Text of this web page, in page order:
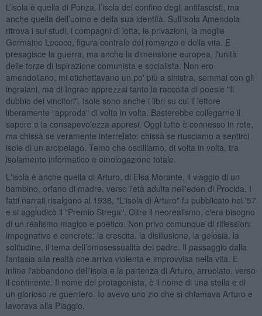
L’isola è quella di Ponza, l’isola del confino degli antifascisti, ma
anche quella dell’uomo e della sua identità. Sull'isola Amendola
ritrova i sui studi, i compagni di lotta, le privazioni, la moglie
Germaine Lecocq, figura centrale del romanzo e della vita. E
presagisce la guerra, ma anche la dimensione europea, l'unità
delle forze di ispirazione comunista e socialista. Non ero
amendoliano, mi etichettavano un po' più a sinistra, semmai con gli
ingraiani, ma di Ingrao apprezzai tanto la raccolta di poesie "Il
dubbio dei vincitori". Isole sono anche i libri su cui il lettore
liberamente "approda" di volta in volta. Basterebbe collegarne il
sapere e la consapevolezza appresi. Oggi tutto è connesso in rete,
ma chissà se veramente interrelato: chissà se riusciamo a sentirci
isole di un arcipelago. Temo che oscilliamo, di volta in volta, tra
isolamento informatico e omologazione totale.
L'isola è anche quella di Arturo, di Elsa Morante, il viaggio di un
bambino, orfano di madre, verso l'età adulta nell'eden di Procida. I
fatti narrati risalgono al 1938, "L'isola di Arturo" fu pubblicato nel '57
e si aggiudicò il "Premio Strega". Oltre il neorealismo, c'era bisogno
di un realismo magico e poetico. Non privo comunque di riflessioni
impegnative e concrete: la crescita, la disillusione, la gelosia, la
solitudine, il tema dell’omosessualità del padre. Il passaggio dalla
fantasia alla realtà che arriva violenta e improvvisa nella vita. E
infine l'abbandono dell'isola e la partenza di Arturo, arruolato, verso
il continente. Il nome del protagonista, è il nome di una stella e di
un glorioso re guerriero. Io avevo uno zio che si chiamava Arturo e
lavorava alla Piaggio.